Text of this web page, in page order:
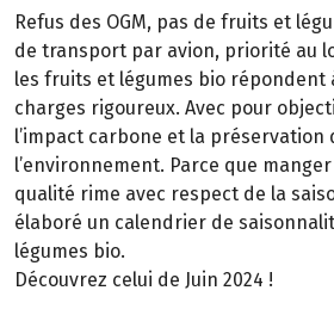
Refus des OGM, pas de fruits et
de transport par avion, priorité au
les fruits et légumes bio répondent
charges rigoureux. Avec pour
l’impact carbone et la préservation
l’environnement. Parce que
qualité rime avec respect de la
élaboré un calendrier de
légumes bio.
Découvrez celui de Juin 2024 !